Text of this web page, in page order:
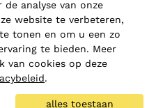
analyse van onze
website te verbeteren,
tonen en om u een zo
te bieden. Meer
van cookies op deze
.
alles toestaan